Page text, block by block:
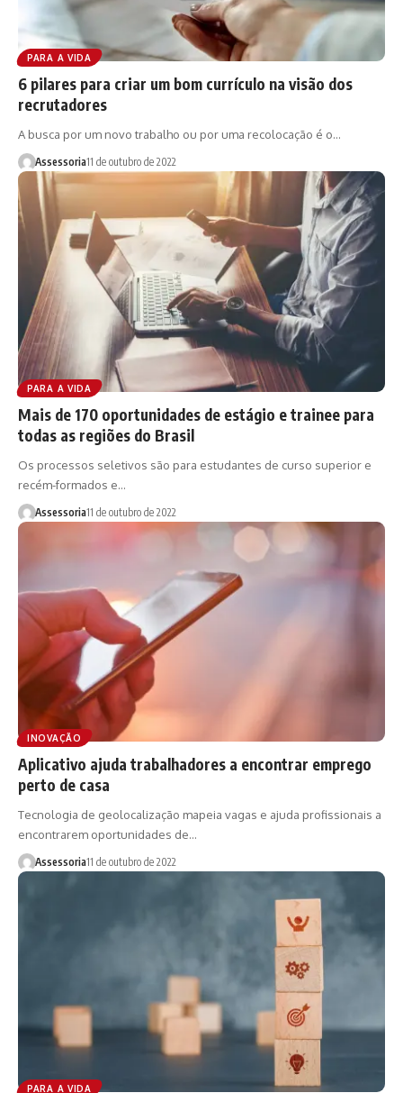
PARA A VIDA
6 pilares para criar um bom currículo na visão dos
recrutadores
A busca por um novo trabalho ou por uma recolocação é o…
Assessoria11 de outubro de 2022
PARA A VIDA
Mais de 170 oportunidades de estágio e trainee para
todas as regiões do Brasil
Os processos seletivos são para estudantes de curso superior e
recém-formados e…
Assessoria11 de outubro de 2022
INOVAÇÃO
Aplicativo ajuda trabalhadores a encontrar emprego
perto de casa
Tecnologia de geolocalização mapeia vagas e ajuda profissionais a
encontrarem oportunidades de…
Assessoria11 de outubro de 2022
PARA A VIDA